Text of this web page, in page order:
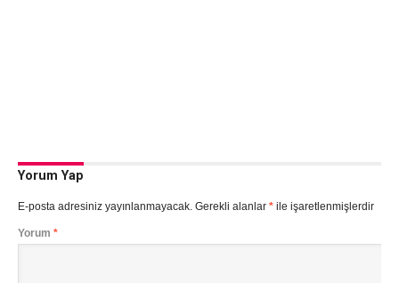
Yorum Yap
E-posta adresiniz yayınlanmayacak. Gerekli alanlar *ile işaretlenmişlerdir
Yorum *